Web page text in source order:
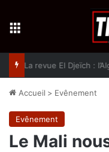
Accueil > Evênement
Evênement
Le Mali